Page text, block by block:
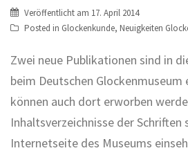
Veröffentlicht am 17. April 2014
Posted in Glockenkunde, Neuigkeiten
Zwei neue Publikationen sind in
beim Deutschen Glockenmuseum
können auch dort erworben
Inhaltsverzeichnisse der Schriften
Internetseite des Museums